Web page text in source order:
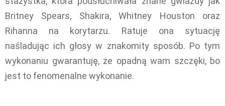
Britney Spears, Shakira, Whitney Houston oraz
Rihanna na korytarzu. Ratuje ona sytuację
naśladując ich głosy w znakomity sposób. Po tym
wykonaniu gwarantuję, że opadną wam szczęki, bo
jest to fenomenalne wykonanie.